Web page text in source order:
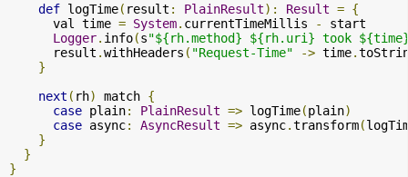
def logTime( result : PlainResult): Result = {
      val time
= System. currentTimeMillis -
start
Logger. info(s"${rh.method} ${rh.uri} took
      result
.withHeaders ( "Request-Time" -> time.
}
next ( rh) match {
case plain: PlainResult => logTime(plain)
case async: AsyncResult => async.transform(
}
}
}